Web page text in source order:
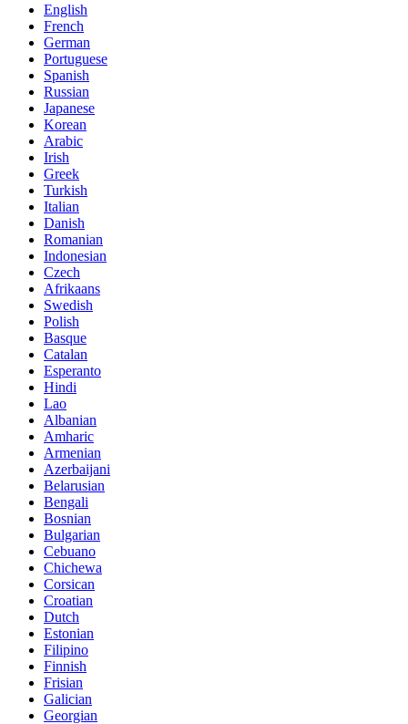
English
French
German
Portuguese
Spanish
Russian
Japanese
Korean
Arabic
Irish
Greek
Turkish
Italian
Danish
Romanian
Indonesian
Czech
Afrikaans
Swedish
Polish
Basque
Catalan
Esperanto
Hindi
Lao
Albanian
Amharic
Armenian
Azerbaijani
Belarusian
Bengali
Bosnian
Bulgarian
Cebuano
Chichewa
Corsican
Croatian
Dutch
Estonian
Filipino
Finnish
Frisian
Galician
Georgian